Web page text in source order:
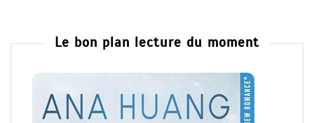
Le bon plan lecture du moment